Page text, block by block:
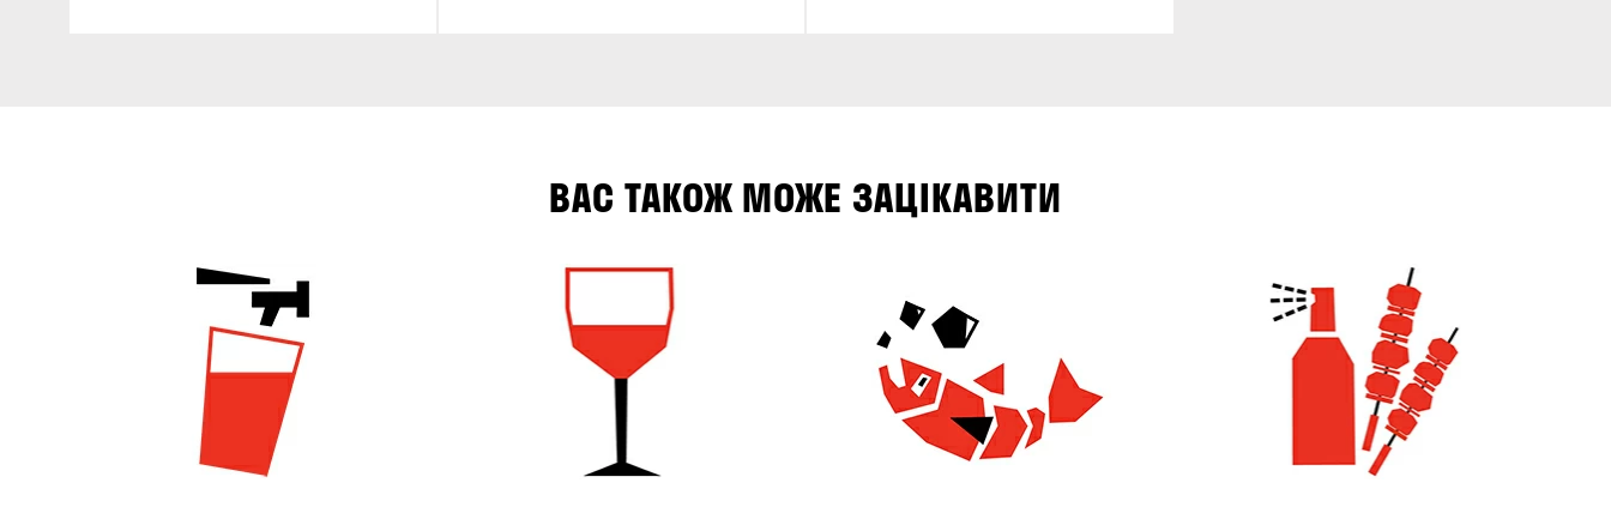
ВАС ТАКОЖ МОЖЕ ЗАЦІКАВИТИ